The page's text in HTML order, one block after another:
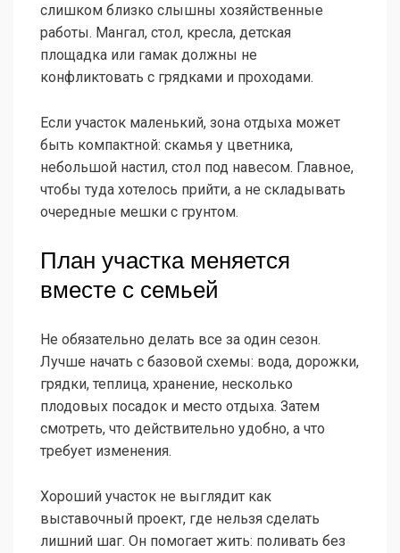
слишком близко слышны хозяйственные
работы. Мангал, стол, кресла, детская
площадка или гамак должны не
конфликтовать с грядками и проходами.
Если участок маленький, зона отдыха может
быть компактной: скамья у цветника,
небольшой настил, стол под навесом. Главное,
чтобы туда хотелось прийти, а не складывать
очередные мешки с грунтом.
План участка меняется
вместе с семьей
Не обязательно делать все за один сезон.
Лучше начать с базовой схемы: вода, дорожки,
грядки, теплица, хранение, несколько
плодовых посадок и место отдыха. Затем
смотреть, что действительно удобно, а что
требует изменения.
Хороший участок не выглядит как
выставочный проект, где нельзя сделать
лишний шаг. Он помогает жить: поливать без